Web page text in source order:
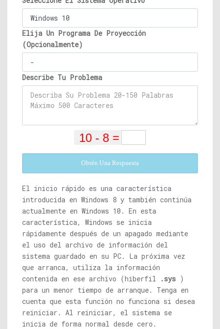
Elija Un Programa De Proyección
(Opcionalmente)
Describe Tu Problema
Obtén Una Respuesta
El inicio rápido es una característica
introducida en Windows 8 y también continúa
actualmente en Windows 10. En esta
característica, Windows se inicia
rápidamente después de un apagado mediante
el uso del archivo de información del
sistema guardado en su PC. La próxima vez
que arranca, utiliza la información
contenida en ese archivo (hiberfil
.sys )
para un menor tiempo de arranque. Tenga en
cuenta que esta función no funciona si desea
reiniciar. Al reiniciar, el sistema se
inicia de forma normal desde cero.